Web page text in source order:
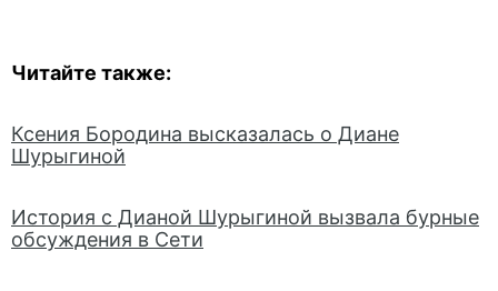
Читайте также:
Ксения Бородина высказалась о Диане
Шурыгиной
История с Дианой Шурыгиной вызвала бурные
обсуждения в Сети